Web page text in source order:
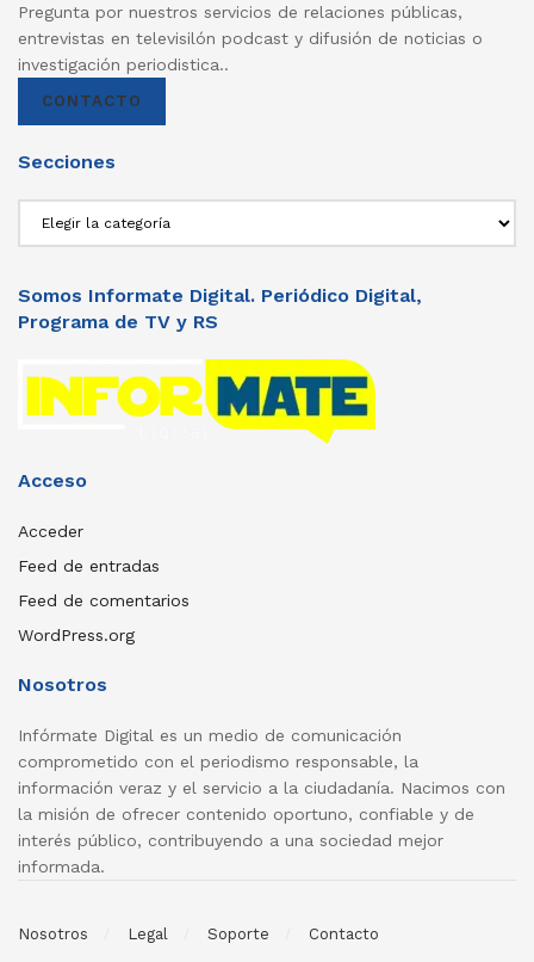
Pregunta por nuestros servicios de relaciones públicas,
entrevistas en televisilón podcast y difusión de noticias o
investigación periodistica..
CONTACTO
Secciones
Somos Informate Digital. Periódico Digital,
Programa de TV y RS
Acceso
Acceder
Feed de entradas
Feed de comentarios
WordPress.org
Nosotros
Infórmate Digital es un medio de comunicación
comprometido con el periodismo responsable, la
información veraz y el servicio a la ciudadanía. Nacimos con
la misión de ofrecer contenido oportuno, confiable y de
interés público, contribuyendo a una sociedad mejor
informada.
Nosotros Legal Soporte Contacto